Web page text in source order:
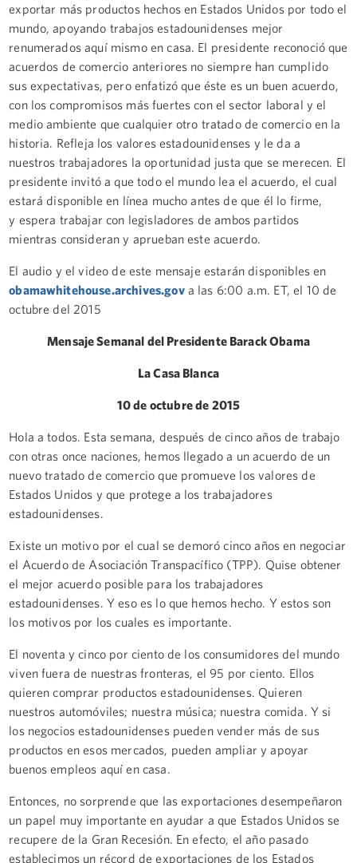
exportar más productos hechos en Estados Unidos por todo el
mundo, apoyando trabajos estadounidenses mejor
renumerados aquí mismo en casa. El presidente reconoció que
acuerdos de comercio anteriores no siempre han cumplido
sus expectativas, pero enfatizó que éste es un buen acuerdo,
con los compromisos más fuertes con el sector laboral y el
medio ambiente que cualquier otro tratado de comercio en la
historia. Refleja los valores estadounidenses y le da a
nuestros trabajadores la oportunidad justa que se merecen. El
presidente invitó a que todo el mundo lea el acuerdo, el cual
estará disponible en línea mucho antes de que él lo firme,
y espera trabajar con legisladores de ambos partidos
mientras consideran y aprueban este acuerdo.
El audio y el video de este mensaje estarán disponibles en
obamawhitehouse.archives.gova las 6:00 a.m. ET, el 10 de
octubre del 2015
Mensaje Semanal del Presidente Barack Obama
La Casa Blanca
10 de octubre de 2015
Hola a todos. Esta semana, después de cinco años de trabajo
con otras once naciones, hemos llegado a un acuerdo de un
nuevo tratado de comercio que promueve los valores de
Estados Unidos y que protege a los trabajadores
estadounidenses.
Existe un motivo por el cual se demoró cinco años en negociar
el Acuerdo de Asociación Transpacífico (TPP). Quise obtener
el mejor acuerdo posible para los trabajadores
estadounidenses. Y eso es lo que hemos hecho. Y estos son
los motivos por los cuales es importante.
El noventa y cinco por ciento de los consumidores del mundo
viven fuera de nuestras fronteras, el 95 por ciento. Ellos
quieren comprar productos estadounidenses. Quieren
nuestros automóviles; nuestra música; nuestra comida. Y si
los negocios estadounidenses pueden vender más de sus
productos en esos mercados, pueden ampliar y apoyar
buenos empleos aquí en casa.
Entonces, no sorprende que las exportaciones desempeñaron
un papel muy importante en ayudar a que Estados Unidos se
recupere de la Gran Recesión. En efecto, el año pasado
establecimos un récord de exportaciones de los Estados